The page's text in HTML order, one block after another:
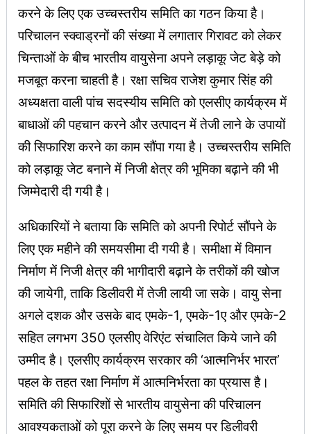
करने के लिए एक उच्चस्तरीय समिति का गठन किया है।
परिचालन स्क्वाड्रनों की संख्या में लगातार गिरावट को लेकर
चिन्ताओं के बीच भारतीय वायुसेना अपने लड़ाकू जेट बेड़े को
मजबूत करना चाहती है। रक्षा सचिव राजेश कुमार सिंह की
अध्यक्षता वाली पांच सदस्यीय समिति को एलसीए कार्यक्रम में
बाधाओं की पहचान करने और उत्पादन में तेजी लाने के उपायों
की सिफारिश करने का काम सौंपा गया है। उच्चस्तरीय समिति
को लड़ाकू जेट बनाने में निजी क्षेत्र की भूमिका बढ़ाने की भी
जिम्मेदारी दी गयी है।
अधिकारियों ने बताया कि समिति को अपनी रिपोर्ट सौंपने के
लिए एक महीने की समयसीमा दी गयी है। समीक्षा में विमान
निर्माण में निजी क्षेत्र की भागीदारी बढ़ाने के तरीकों की खोज
की जायेगी, ताकि डिलीवरी में तेजी लायी जा सके। वायु सेना
अगले दशक और उसके बाद एमके-1, एमके-1ए और एमके-2
सहित लगभग 350 एलसीए वेरिएंट संचालित किये जाने की
उम्मीद है। एलसीए कार्यक्रम सरकार की ‘आत्मनिर्भर भारत’
पहल के तहत रक्षा निर्माण में आत्मनिर्भरता का प्रयास है।
समिति की सिफारिशों से भारतीय वायुसेना की परिचालन
आवश्यकताओं को पूरा करने के लिए समय पर डिलीवरी